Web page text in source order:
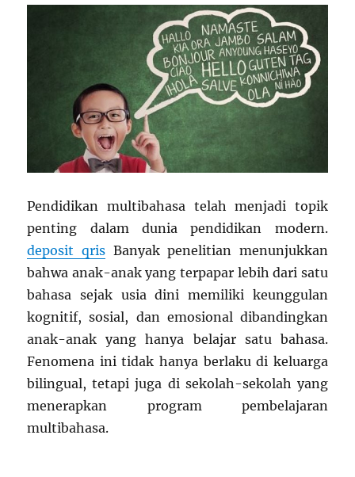
Pendidikan multibahasa telah menjadi topik
penting dalam dunia pendidikan modern.
deposit qrisBanyak penelitian menunjukkan
bahwa anak-anak yang terpapar lebih dari satu
bahasa sejak usia dini memiliki keunggulan
kognitif, sosial, dan emosional dibandingkan
anak-anak yang hanya belajar satu bahasa.
Fenomena ini tidak hanya berlaku di keluarga
bilingual, tetapi juga di sekolah-sekolah yang
menerapkan program pembelajaran
multibahasa.